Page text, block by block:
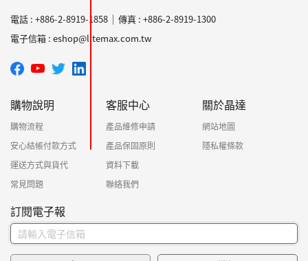
電話 : +886-2-8919-1858
傳真 : +886-2-8919-1300
電子信箱 : eshop@litemax.com.tw
購物說明
購物流程
安心結帳付款方式
運送方式與貨代
常見問題
客服中心
產品維修申請
產品保固原則
資料下載
聯絡我們
關於晶達
網站地圖
隱私權條款
訂閱電子報